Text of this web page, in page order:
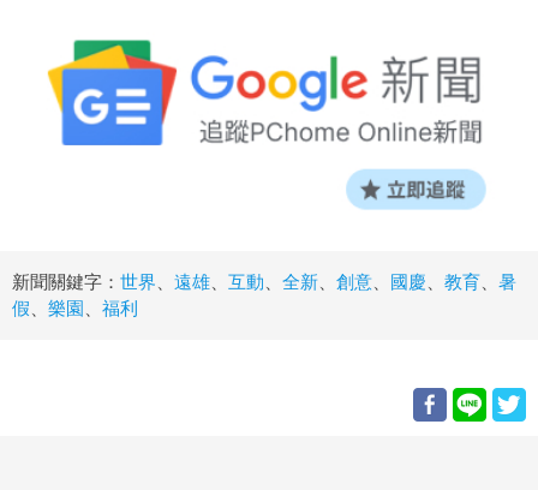
新聞關鍵字： 世界 遠雄 互動 全新 創意 國慶 教育
暑
假
樂園 福利